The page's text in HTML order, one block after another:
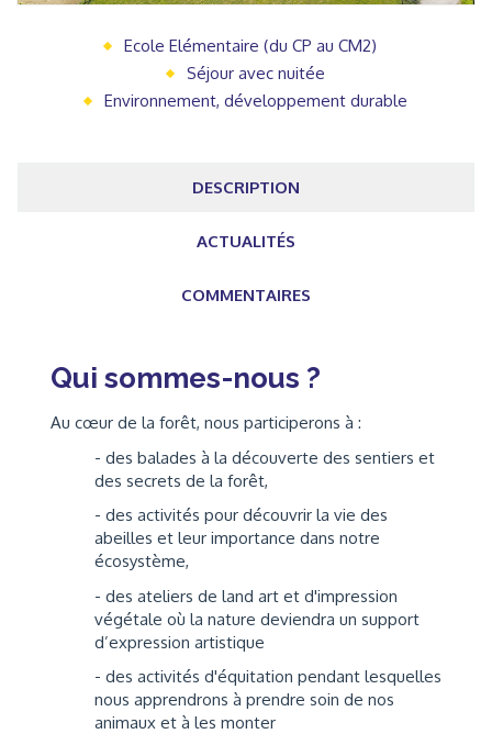
Ecole Elémentaire (du CP au CM2)
Séjour avec nuitée
Environnement, développement durable
DESCRIPTION
ACTUALITÉS
COMMENTAIRES
Qui sommes-nous ?
Au cœur de la forêt, nous participerons à :
- des balades à la découverte des sentiers et
des secrets de la forêt,
- des activités pour découvrir la vie des
abeilles et leur importance dans notre
écosystème,
- des ateliers de land art et d'impression
végétale où la nature deviendra un support
d’expression artistique
- des activités d'équitation pendant lesquelles
nous apprendrons à prendre soin de nos
animaux et à les monter